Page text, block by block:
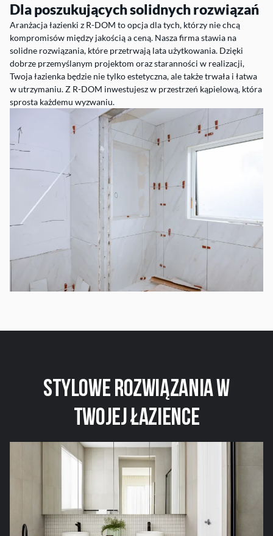
Dla poszukujących solidnych rozwiązań
Aranżacja łazienki z R-DOM to opcja dla tych, którzy nie chcą
kompromisów między jakością a ceną. Nasza firma stawia na
solidne rozwiązania, które przetrwają lata użytkowania. Dzięki
dobrze przemyślanym projektom oraz staranności w realizacji,
Twoja łazienka będzie nie tylko estetyczna, ale także trwała i łatwa
w utrzymaniu. Z R-DOM inwestujesz w przestrzeń kąpielową, która
sprosta każdemu wyzwaniu.
Stylowe Rozwiązania w
Twojej Łazience